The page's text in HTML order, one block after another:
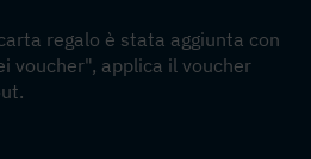
regalo è stata aggiunta con
voucher", applica il voucher